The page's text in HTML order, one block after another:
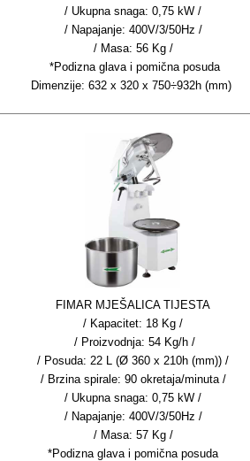
/ Ukupna snaga: 0,75 kW /
/ Napajanje: 400V/3/50Hz /
/ Masa: 56 Kg /
*Podizna glava i pomična posuda
Dimenzije: 632 x 320 x 750÷932h (mm)
FIMAR MJEŠALICA TIJESTA
/ Kapacitet: 18 Kg /
/ Proizvodnja: 54 Kg/h /
/ Posuda: 22 L (Ø 360 x 210h (mm)) /
/ Brzina spirale: 90 okretaja/minuta /
/ Ukupna snaga: 0,75 kW /
/ Napajanje: 400V/3/50Hz /
/ Masa: 57 Kg /
*Podizna glava i pomična posuda